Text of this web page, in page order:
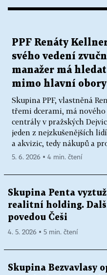
PPF Renáty
svého vedení
manažer má
mimo hlavní
Skupina PPF, vlastněná
třemi dcerami, má
centrály v pražských
jeden z nejzkušenějších
a akvizic, tedy nákupů a
5. 6. 2026 ▪ 4 min. čtení
Skupina Penta
realitní holding.
povedou Češi
4. 5. 2026 ▪ 5 min. čtení
Skupina Bezvavlasy